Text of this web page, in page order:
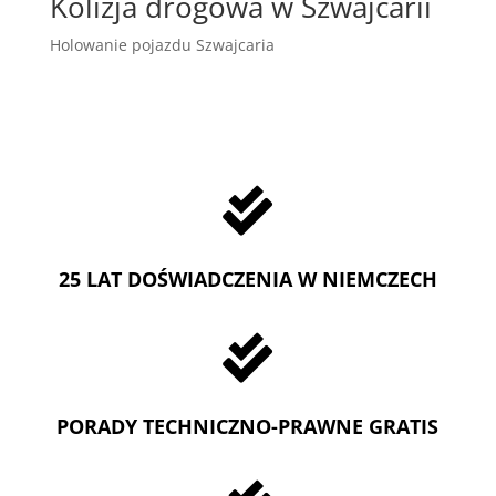
Holowanie pojazdu Szwajcaria

25 LAT DOŚWIADCZENIA W NIEMCZECH

PORADY TECHNICZNO-PRAWNE GRATIS